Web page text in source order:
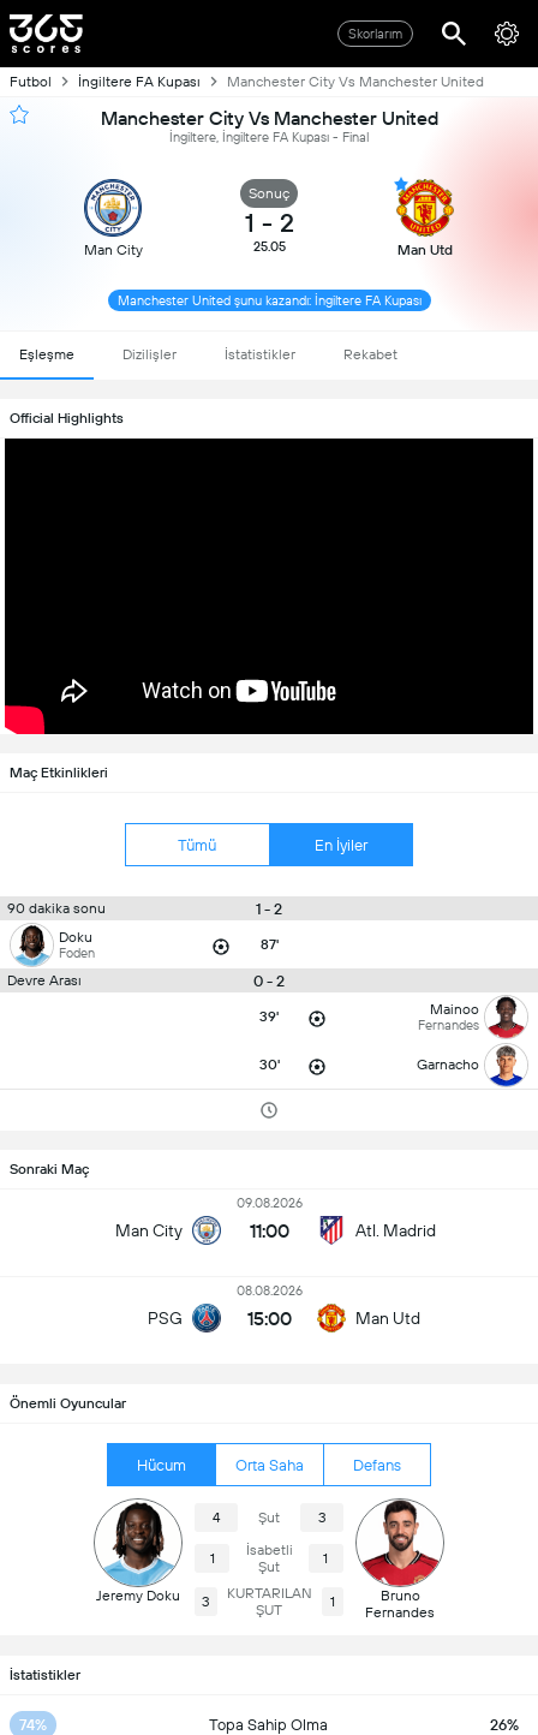
Skorlarım
Futbol İngiltere FA Kupası Manchester City Vs Manchester United
Manchester City Vs Manchester United
İngiltere, İngiltere FA Kupası - Final
Man City
Sonuç
1 - 2
25.05 Man Utd
Manchester United şunu kazandı: İngiltere FA Kupası
Eşleşme Dizilişler İstatistikler Rekabet
Official Highlights
Maç Etkinlikleri
Tümü En İyiler
90 dakika sonu 1 - 2
Doku
Foden 87'
Devre Arası 0 - 2
39' Mainoo
Fernandes
30' Garnacho
Sonraki Maç
Man City
09.08.2026
11:00 Atl. Madrid
PSG
08.08.2026
15:00 Man Utd
Önemli Oyuncular
Hücum Orta Saha Defans
Jeremy Doku
4 Şut 3
1
İsabetli
Şut
1
3
KURTARILAN
ŞUT
1
Bruno
Fernandes
İstatistikler
74% Topa Sahip Olma 26%